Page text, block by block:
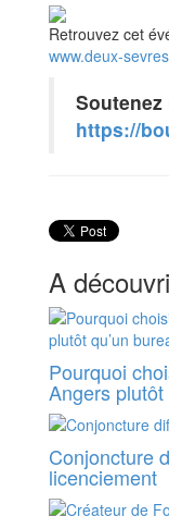
Retrouvez cet
www.deux-
https://
A
Pourquoi
Angers plutôt
Conjoncture
licenciement